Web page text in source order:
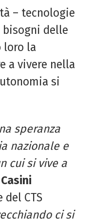
– tecnologie
delle
loro la
a vivere nella
si
speranza
nazionale e
cui si vive a
CTS
ci si